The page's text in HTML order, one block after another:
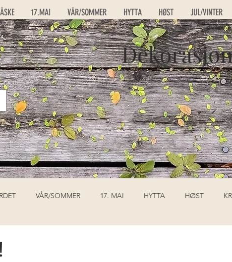
17.MAI VÅR/SOMMER HYTTA HØST JUL/VINTER
VÅR/SOMMER 17. MAI HYTTA HØST